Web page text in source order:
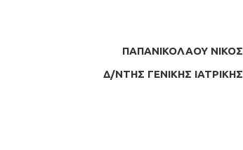
ΠΑΠΑΝΙΚΟΛΑΟΥ ΝΙΚΟΣ
Δ/ΝΤΗΣ ΓΕΝΙΚΗΣ ΙΑΤΡΙΚΗΣ